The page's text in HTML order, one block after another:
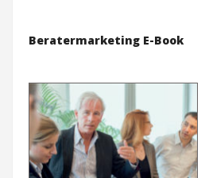
Beratermarketing E-Book